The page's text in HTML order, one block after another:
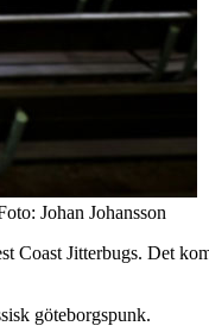
Johan Johansson
Coast Jitterbugs. Det
göteborgspunk.